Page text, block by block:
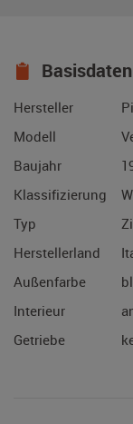
Basisdaten
Hersteller
Modell
Baujahr
Klassifizierung
Typ
Herstellerland
Außenfarbe
Interieur
Getriebe